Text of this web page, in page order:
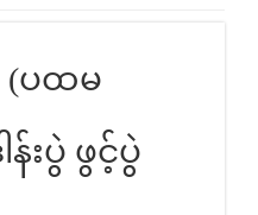
(ပထမ
းပွဲ ဖွင့်ပွဲ